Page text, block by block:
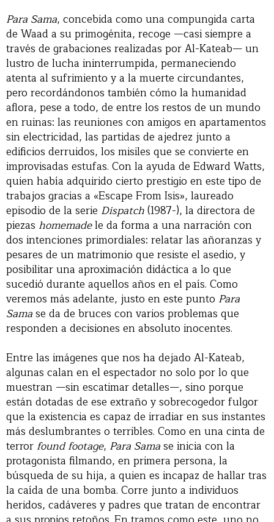
Para Sama, concebida como una compungida carta
de Waad a su primogénita, recoge —casi siempre a
través de grabaciones realizadas por Al-Kateab— un
lustro de lucha ininterrumpida, permaneciendo
atenta al sufrimiento y a la muerte circundantes,
pero recordándonos también cómo la humanidad
aflora, pese a todo, de entre los restos de un mundo
en ruinas: las reuniones con amigos en apartamentos
sin electricidad, las partidas de ajedrez junto a
edificios derruidos, los misiles que se convierte en
improvisadas estufas. Con la ayuda de Edward Watts,
quien había adquirido cierto prestigio en este tipo de
trabajos gracias a «Escape From Isis», laureado
episodio de la serie Dispatch(1987-), la directora de
piezas homemadele da forma a una narración con
dos intenciones primordiales: relatar las añoranzas y
pesares de un matrimonio que resiste el asedio, y
posibilitar una aproximación didáctica a lo que
sucedió durante aquellos años en el país. Como
veremos más adelante, justo en este punto Para
Samase da de bruces con varios problemas que
responden a decisiones en absoluto inocentes.
Entre las imágenes que nos ha dejado Al-Kateab,
algunas calan en el espectador no solo por lo que
muestran —sin escatimar detalles—, sino porque
están dotadas de ese extraño y sobrecogedor fulgor
que la existencia es capaz de irradiar en sus instantes
más deslumbrantes o terribles. Como en una cinta de
terror found footage, Para Samase inicia con la
protagonista filmando, en primera persona, la
búsqueda de su hija, a quien es incapaz de hallar tras
la caída de una bomba. Corre junto a individuos
heridos, cadáveres y padres que tratan de encontrar